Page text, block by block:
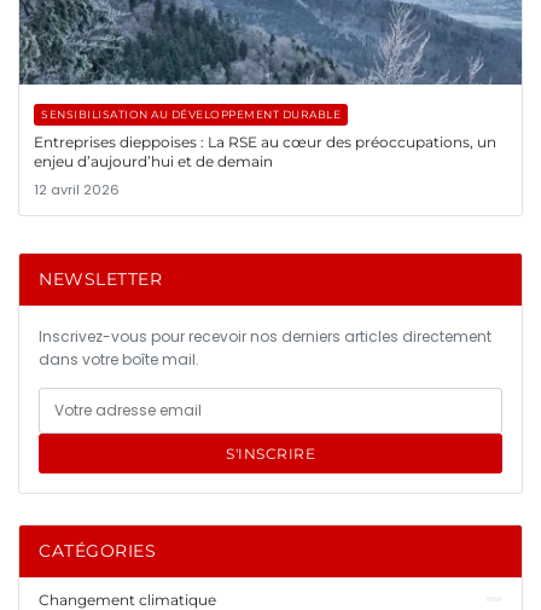
SENSIBILISATION AU DÉVELOPPEMENT DURABLE
Entreprises dieppoises : La RSE au cœur des préoccupations, un
enjeu d’aujourd’hui et de demain
12 avril 2026
NEWSLETTER
Inscrivez-vous pour recevoir nos derniers articles directement
dans votre boîte mail.
S'INSCRIRE
CATÉGORIES
Changement climatique